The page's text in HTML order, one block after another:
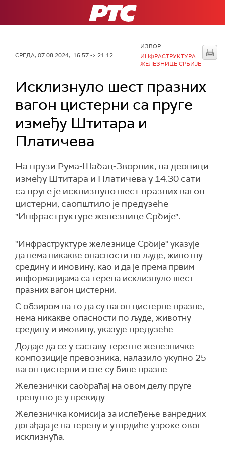
РТС
СРЕДА, 07.08.2024, 16:57 -> 21:12
ИЗВОР:
ИНФРАСТРУКТУРА
ЖЕЛЕЗНИЦЕ СРБИЈЕ
Исклизнуло шест празних
вагон цистерни са пруге
између Штитара и
Платичева
На прузи Рума-Шабац-Зворник, на деоници
између Штитара и Платичева у 14.30 сати
са пруге je исклизнулo шест празних вагон
цистерни, саопштило је предузеће
"Инфраструктуре железнице Србије".
"Инфраструктуре железнице Србије" указује
да нема никакве опасности по људе, животну
средину и имовину, као и да је према првим
информацијама са терена исклизнуло шест
празних вагон цистерни.
С обзиром на то да су вагон цистерне празне,
нема никакве опасности по људе, животну
средину и имовину, указује предузеће.
Додаје да се у саставу теретне железничке
композиције превозника, налазило укупно 25
вагон цистерни и све су биле празне.
Железнички саобраћај на овом делу пруге
тренутно је у прекиду.
Железничка комисија за ислеђење ванредних
догађаја је на терену и утврдиће узроке овог
исклизнућа.